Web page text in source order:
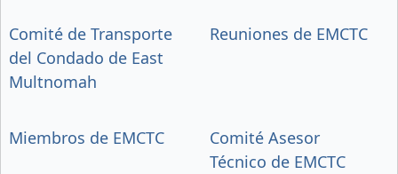
Comité de Transporte
del Condado de East
Multnomah
Reuniones de EMCTC
Miembros de EMCTC
Comité Asesor
Técnico de EMCTC